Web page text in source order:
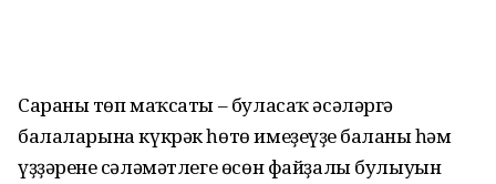
Сараның төп маҡсаты – буласаҡ әсәләргә
балаларына күкрәк һөтө имеҙеүҙең баланың һәм
үҙҙәренең сәләмәтлеге өсөн файҙалы булыуын